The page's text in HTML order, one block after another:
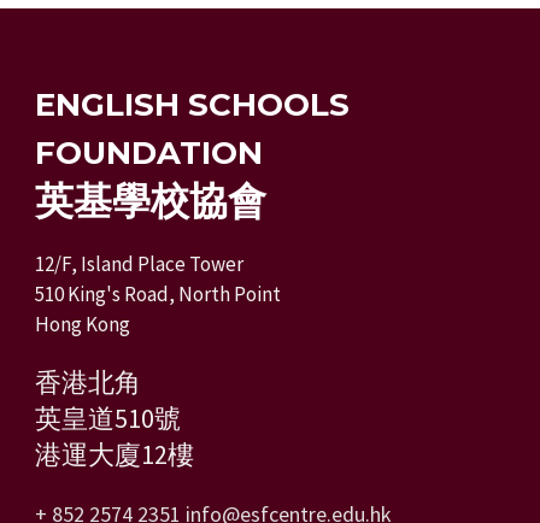
ENGLISH SCHOOLS
FOUNDATION
英基學校協會
12/F, Island Place Tower
510 King's Road, North Point
Hong Kong
香港北角
英皇道510號
港運大廈12樓
+ 852 2574 2351 info@esfcentre.edu.hk